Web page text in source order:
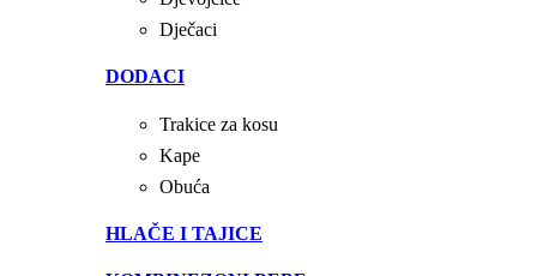
Dječaci
DODACI
Trakice za kosu
Kape
Obuća
HLAČE I TAJICE